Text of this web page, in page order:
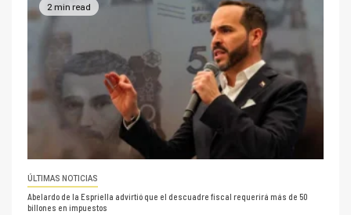
2 min read
ÚLTIMAS NOTICIAS
Abelardo de la Espriella advirtió que el descuadre fiscal requerirá más de 50
billones en impuestos